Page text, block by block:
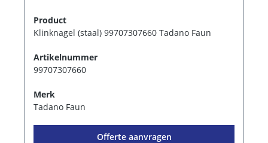
Product
Klinknagel (staal) 99707307660 Tadano Faun
Artikelnummer
99707307660
Merk
Tadano Faun
Offerte aanvragen